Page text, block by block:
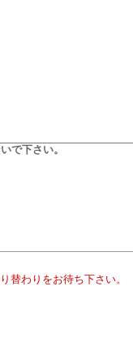
で下さい。
替わりをお待ち下さい。